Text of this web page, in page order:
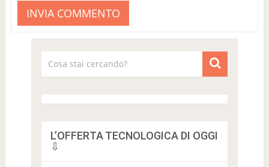
L’OFFERTA TECNOLOGICA DI OGGI
⇩